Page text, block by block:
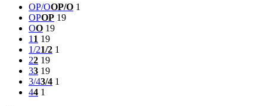
OP/OOP/O 1
OPOP 19
OO 19
1 1 19
1/21/2 1
22 19
33 19
3/43/4 1
44 1